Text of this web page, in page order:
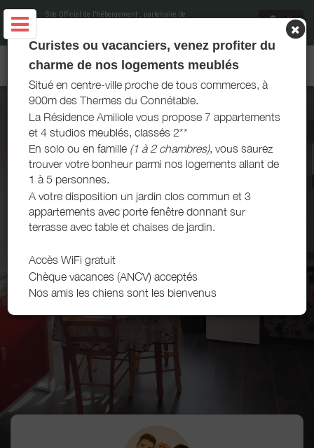
Site Officiel de l'hébergement , partenaire de
AMILIOLE LOCATIONS - LA ROCHE-POSAY
Curistes ou vacanciers, venez profiter du
charme de nos logements meublés
Situé en centre-ville proche de tous commerces, à
900m des Thermes du Connétable.
La Résidence Amiliole vous propose 7 appartements
et 4 studios meublés, classés 2**
En solo ou en famille (1 à 2 chambres), vous saurez
trouver votre bonheur parmi nos logements allant de
1 à 5 personnes.
A votre disposition un jardin clos commun et 3
appartements avec porte fenêtre donnant sur
terrasse avec table et chaises de jardin.
Accès WiFi gratuit
Chèque vacances (ANCV) acceptés
Nos amis les chiens sont les bienvenus